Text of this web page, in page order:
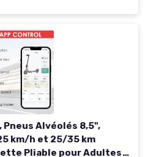
Alvéolés 8,5",
km/h et 25/35 km
Pliable pour Adultes